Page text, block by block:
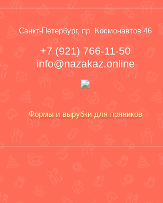
Санкт-Петербург, пр. Космонавтов 46
+7 (921) 766-11-50
info@nazakaz.online
Формы и вырубки для пряников